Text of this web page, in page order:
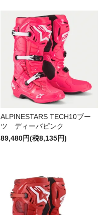
ALPINESTARS TECH10ブー
ツ ディーバピンク
89,480円(税8,135円)